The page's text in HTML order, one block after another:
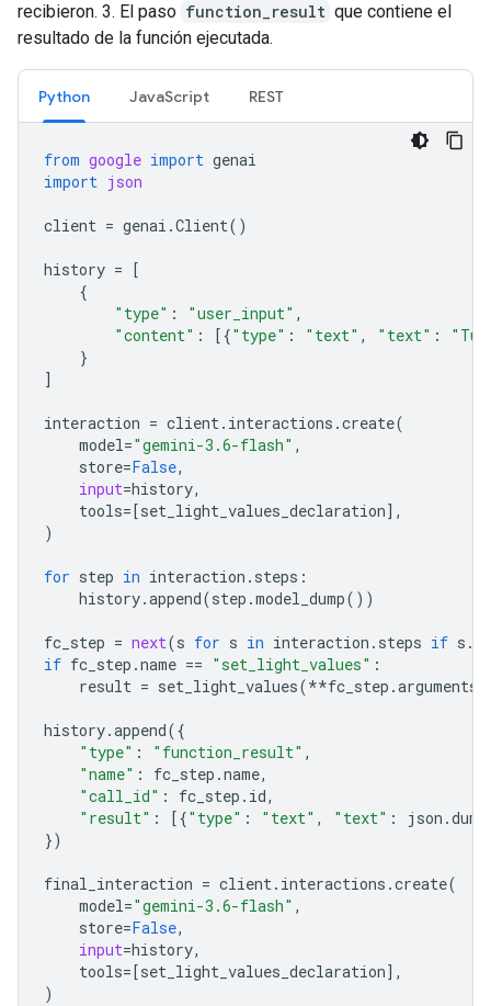
recibieron. 3. El paso function_result que contiene el
resultado de la función ejecutada.
Python JavaScript REST
from google import genai
import json
client = genai .Client()
history =
[
{
"type" : "user_input" ,
"content" : [{"type" : "text" , "text" :
}
]
interaction = client. interactions .create(
model="gemini-3.6-flash" ,
store=False,
input=history,
tools= [set_light_values_declaration],
)
for step in interaction . steps :
history.append(step .model_dump())
fc_step = next(s for s in interaction . steps if s .
if fc_step .name == "set_light_values" :
result = set_light_values(**fc_step .arguments
history.append({
"type" : "function_result" ,
"name" : fc_step .name,
"call_id" : fc_step . id,
"result" : [{"type" : "text" , "text" : json .
})
final_interaction = client. interactions .create(
model="gemini-3.6-flash" ,
store=False,
input=history,
tools= [set_light_values_declaration],
)